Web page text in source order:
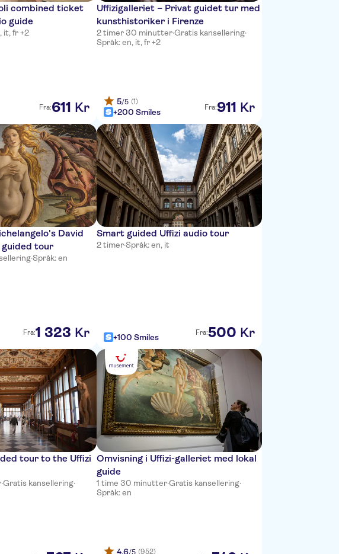
combined ticket
guide
it, fr +2
Fra:611 Kr
Uffizigalleriet – Privat guidet tur med
kunsthistoriker i Firenze
2 timer 30 minutter·Gratis kansellering·
Språk: en, it, fr +2
5/5 (1)
+200 Smiles Fra:911 Kr
David
guided tour
·Språk: en
Fra:1 323 Kr
Smart guided Uffizi audio tour
2 timer·Språk: en, it
+100 Smiles Fra:500 Kr
tour to the Uffizi
·Gratis kansellering·
Omvisning i Uffizi-galleriet med lokal
guide
1 time 30 minutter·Gratis kansellering·
Språk: en
4,6/5 (952)